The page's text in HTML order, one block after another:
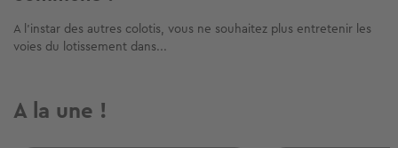
A l’instar des autres colotis, vous ne souhaitez plus entretenir les
voies du lotissement dans...
A la une !